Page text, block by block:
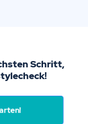
Schritt,